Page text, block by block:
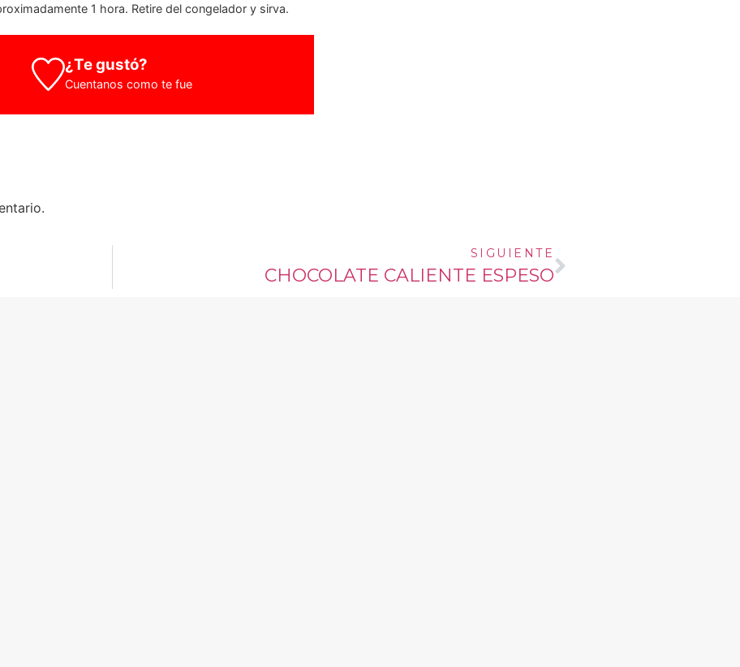
1 hora. Retire del congelador y sirva.
¿Te gustó?
Cuentanos como te fue
SIGUIENTE
CHOCOLATE CALIENTE ESPESO